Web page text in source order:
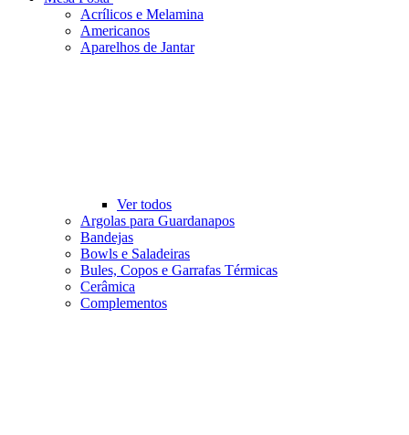
Acrílicos e Melamina
Americanos
Aparelhos de Jantar
Ver todos
Argolas para Guardanapos
Bandejas
Bowls e Saladeiras
Bules, Copos e Garrafas Térmicas
Cerâmica
Complementos